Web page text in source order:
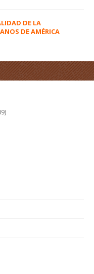
DE LA
DE AMÉRICA